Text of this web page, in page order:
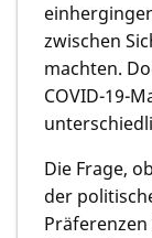
zwischen
machten.
COVID-19-
Die Frage,
der